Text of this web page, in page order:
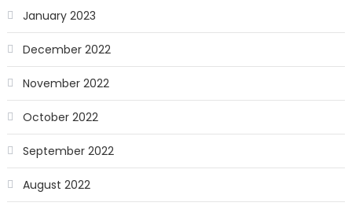
January 2023
December 2022
November 2022
October 2022
September 2022
August 2022